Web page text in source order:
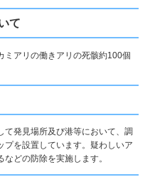
て
ミアリの働きアリの死骸約100個
発見場所及び港等において、調
プを設置しています。疑わしいア
どの防除を実施します。